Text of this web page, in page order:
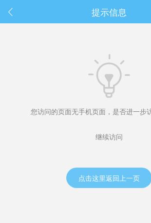
 提示信息

您访问的页面无手机页面，是否进一步
继续访问
点击这里返回上一页